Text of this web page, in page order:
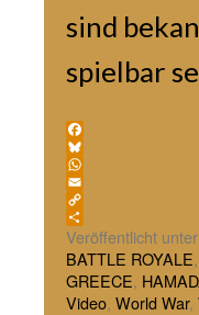
sind
spielbar
Facebook
Bluesky
WhatsApp
Email
Copy
Link
Teilen
Veröffentlicht unter
BATTLE ROYALE,
GREECE,
Video, World War,